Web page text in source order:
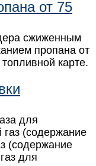
от 75
сжиженным
пропана от
карте.
для
газ (содержание
(содержание
для